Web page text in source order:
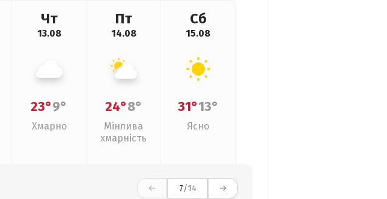
Чт
13.08
23°9°
Хмарно
Пт
14.08
24°8°
Мінлива
хмарність
Сб
15.08
31°13°
Ясно
7/14